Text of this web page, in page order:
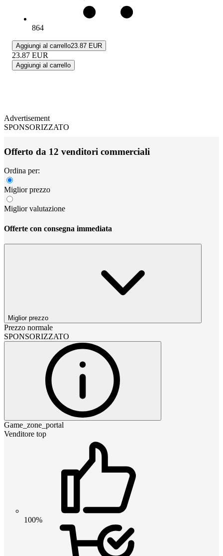
864
Aggiungi al carrello23.87 EUR
23.87 EUR
Aggiungi al carrello
Advertisement
SPONSORIZZATO
Offerto da 12 venditori commerciali
Ordina per:
Miglior prezzo
Miglior valutazione
Offerte con consegna immediata
Miglior prezzo
Prezzo normale
SPONSORIZZATO
Game_zone_portal
Venditore top
100%